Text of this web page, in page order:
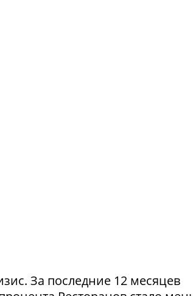
За последние 12 месяцев